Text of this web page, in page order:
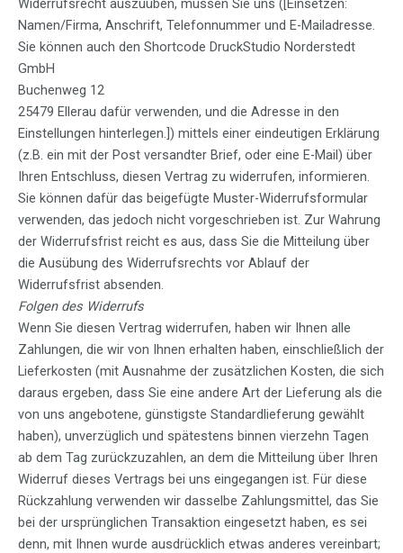
Widerrufsrecht auszuüben, müssen Sie uns ([Einsetzen:
Namen/Firma, Anschrift, Telefonnummer und E-Mailadresse.
Sie können auch den Shortcode DruckStudio Norderstedt
GmbH
Buchenweg 12
25479 Ellerau dafür verwenden, und die Adresse in den
Einstellungen hinterlegen.]) mittels einer eindeutigen Erklärung
(z.B. ein mit der Post versandter Brief, oder eine E-Mail) über
Ihren Entschluss, diesen Vertrag zu widerrufen, informieren.
Sie können dafür das beigefügte Muster-Widerrufsformular
verwenden, das jedoch nicht vorgeschrieben ist. Zur Wahrung
der Widerrufsfrist reicht es aus, dass Sie die Mitteilung über
die Ausübung des Widerrufsrechts vor Ablauf der
Widerrufsfrist absenden.
Folgen des Widerrufs
Wenn Sie diesen Vertrag widerrufen, haben wir Ihnen alle
Zahlungen, die wir von Ihnen erhalten haben, einschließlich der
Lieferkosten (mit Ausnahme der zusätzlichen Kosten, die sich
daraus ergeben, dass Sie eine andere Art der Lieferung als die
von uns angebotene, günstigste Standardlieferung gewählt
haben), unverzüglich und spätestens binnen vierzehn Tagen
ab dem Tag zurückzuzahlen, an dem die Mitteilung über Ihren
Widerruf dieses Vertrags bei uns eingegangen ist. Für diese
Rückzahlung verwenden wir dasselbe Zahlungsmittel, das Sie
bei der ursprünglichen Transaktion eingesetzt haben, es sei
denn, mit Ihnen wurde ausdrücklich etwas anderes vereinbart;